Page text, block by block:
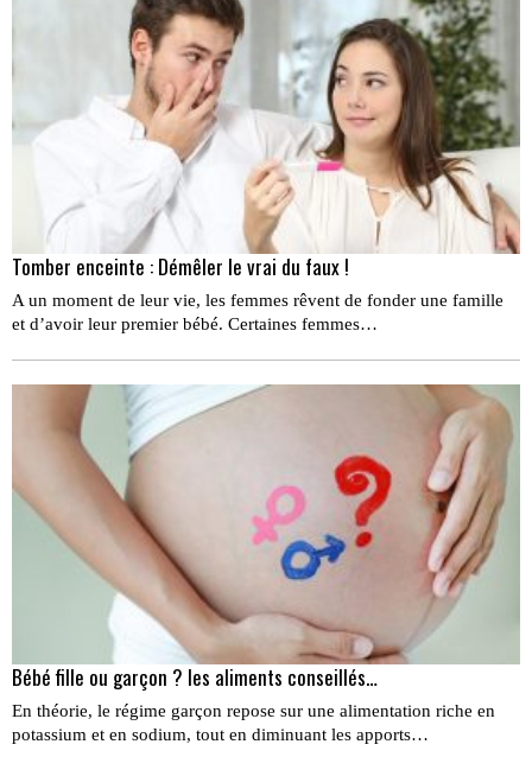
Tomber enceinte : Démêler le vrai du faux !
A un moment de leur vie, les femmes rêvent de fonder une famille
et d’avoir leur premier bébé. Certaines femmes…
Bébé fille ou garçon ? les aliments conseillés…
En théorie, le régime garçon repose sur une alimentation riche en
potassium et en sodium, tout en diminuant les apports…